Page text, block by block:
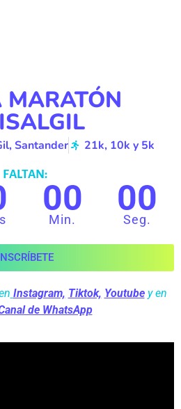
MARATÓN
Santander 21k, 10k y 5k
FALTAN:
00
Min.
00
Seg.
Instagram, Tiktok, Youtubey en
de WhatsApp